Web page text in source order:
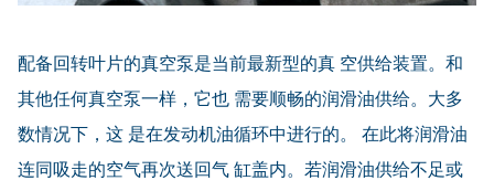
配备回转叶片的真空泵是当前最新型的真 空供给装置。和
其他任何真空泵一样，它也 需要顺畅的润滑油供给。大多
数情况下，这 是在发动机油循环中进行的。 在此将润滑油
连同吸走的空气再次送回气 缸盖内。若润滑油供给不足或